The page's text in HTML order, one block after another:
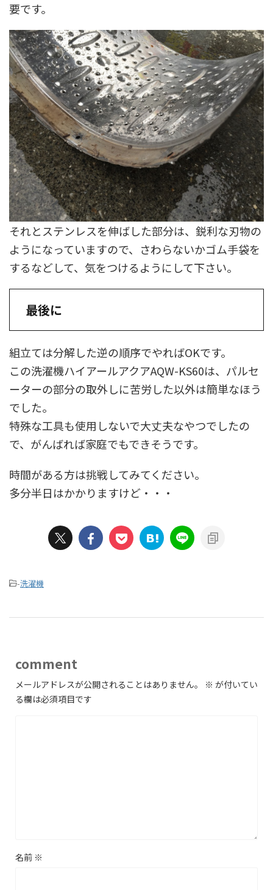
要です。
それとステンレスを伸ばした部分は、鋭利な刃物の
ようになっていますので、さわらないかゴム手袋を
するなどして、気をつけるようにして下さい。
最後に
組立ては分解した逆の順序でやればOKです。
この洗濯機ハイアールアクアAQW-KS60は、パルセ
ーターの部分の取外しに苦労した以外は簡単なほう
でした。
特殊な工具も使用しないで大丈夫なやつでしたの
で、がんばれば家庭でもできそうです。
時間がある方は挑戦してみてください。
多分半日はかかりますけど・・・
-洗濯機
comment
メールアドレスが公開されることはありません。 ※ が付いてい
る欄は必須項目です
名前 ※